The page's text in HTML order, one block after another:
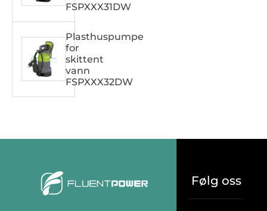
FSPXXX31DW
Plasthuspumpe
for
skittent
vann
FSPXXX32DW
Følg oss